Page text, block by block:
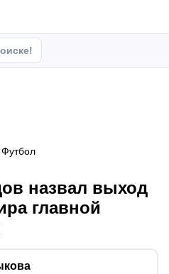
Футбол
назвал выход
главной